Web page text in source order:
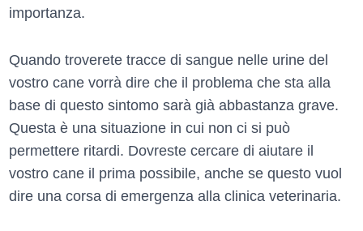
importanza.
Quando troverete tracce di sangue nelle urine del
vostro cane vorrà dire che il problema che sta alla
base di questo sintomo sarà già abbastanza grave.
Questa è una situazione in cui non ci si può
permettere ritardi. Dovreste cercare di aiutare il
vostro cane il prima possibile, anche se questo vuol
dire una corsa di emergenza alla clinica veterinaria.